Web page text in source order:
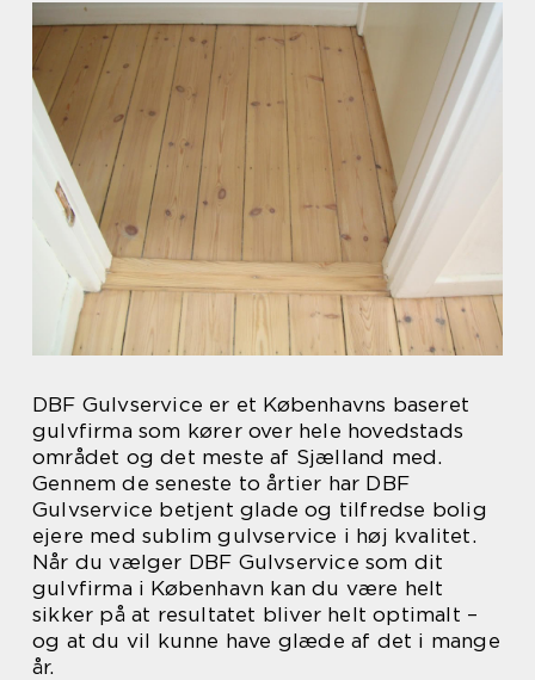
DBF Gulvservice er et Københavns baseret
gulvfirma som kører over hele hovedstads
området og det meste af Sjælland med.
Gennem de seneste to årtier har DBF
Gulvservice betjent glade og tilfredse bolig
ejere med sublim gulvservice i høj kvalitet.
Når du vælger DBF Gulvservice som dit
gulvfirma i København kan du være helt
sikker på at resultatet bliver helt optimalt –
og at du vil kunne have glæde af det i mange
år.